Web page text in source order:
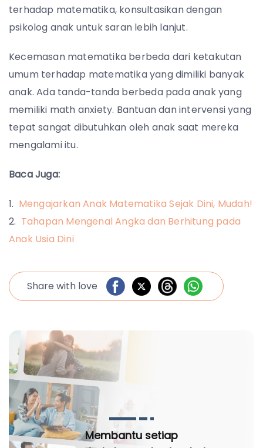
terhadap matematika, konsultasikan dengan
psikolog anak untuk saran lebih lanjut.
Kecemasan matematika berbeda dari ketakutan
umum terhadap matematika yang dimiliki banyak
anak. Ada tanda-tanda berbeda pada anak yang
memiliki math anxiety. Bantuan dan intervensi yang
tepat sangat dibutuhkan oleh anak saat mereka
mengalami itu.
Baca Juga:
Mengajarkan Anak Matematika Sejak Dini, Mudah!
Tahapan Mengenal Angka dan Berhitung pada
Anak Usia Dini
Share with love
Membantu setiap